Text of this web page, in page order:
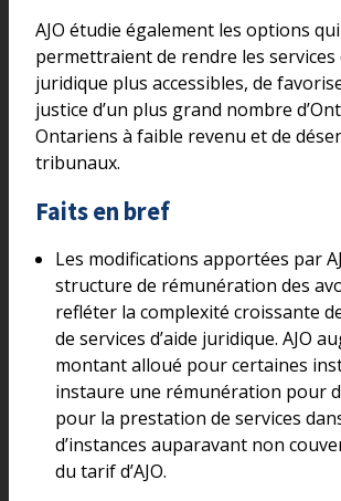
AJO étudie également les options qui
permettraient de rendre les services
juridique plus accessibles, de
justice d’un plus grand nombre
Ontariens à faible revenu et de
tribunaux.
Faits en bref
Les modifications apportées par
structure de rémunération des
refléter la complexité croissante
de services d’aide juridique. AJO
montant alloué pour certaines
instaure une rémunération pour
pour la prestation de services
d’instances auparavant non
du tarif d’AJO.